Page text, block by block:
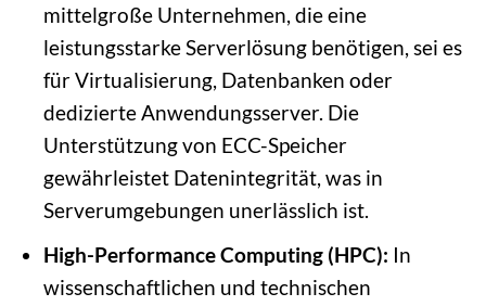
mittelgroße Unternehmen, die eine
leistungsstarke Serverlösung benötigen, sei es
für Virtualisierung, Datenbanken oder
dedizierte Anwendungsserver. Die
Unterstützung von ECC-Speicher
gewährleistet Datenintegrität, was in
Serverumgebungen unerlässlich ist.
High-Performance Computing (HPC): In
wissenschaftlichen und technischen